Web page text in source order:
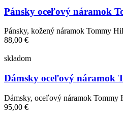
Pánsky oceľový náramok
Pánsky, kožený náramok Tommy
88,00 €
skladom
Dámsky oceľový náramok
Dámsky, oceľový náramok Tommy
95,00 €